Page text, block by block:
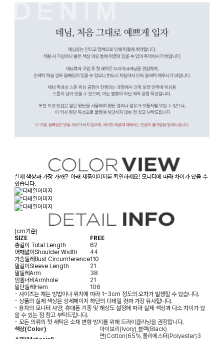
실제 색상과 가장 가까운 아래 제품이미지를 확인하세요! 모니터에 따라 차이가 있을 수
있습니다.
(cm기준)
SIZE
FREE
총길이 Total Length
62
어깨넓이 Shoulder Width
44
가슴둘레 Bust Circumference110
팔길이 Sleeve Length
21
팔둘레 Arm
38
암홀너비 Armhole
21
밑단둘레 Hem
106
- 사이즈는 재는 방법이나 위치에 따라 1~3cm 정도의 오차가 발생할 수 있습니다.
- 상품의 실제 색상은 상세페이지 하단의 디테일 컷과 가장 유사합니다.
- 용자의 모니터 사양, 휴대폰 기종 및 해상도 설정에 따라 실제 색상과 다소 차이가 있
을 수 있는 점 참고 부탁드립니다.
- 모든 의류의 첫 세탁은 소재 변형 방지를 위해 드라이클리닝을 권장합니다.
색상(Color)
아이보리(Ivory),블랙(Black)
면(Cotton)65%,폴리에스터(Polyester)3